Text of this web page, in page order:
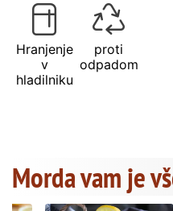
Hranjenje
v
hladilniku
proti
odpadom
Morda vam je